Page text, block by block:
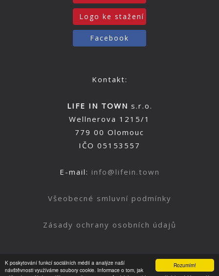
Rozumím!
K poskytování funkcí sociálních médií a analýze naší
návštěvnosti využíváme soubory cookie. Informace o tom, jak
Logo ke stažení
Facebook
Kontakt:
LIFE IN TOWN s.r.o.
Wellnerova 1215/1
779 00 Olomouc
IČO 05153557
E-mail: info@lifein.town
Všeobecné smluvní podmínky
Zásady ochrany osobních údajů
Nahoru